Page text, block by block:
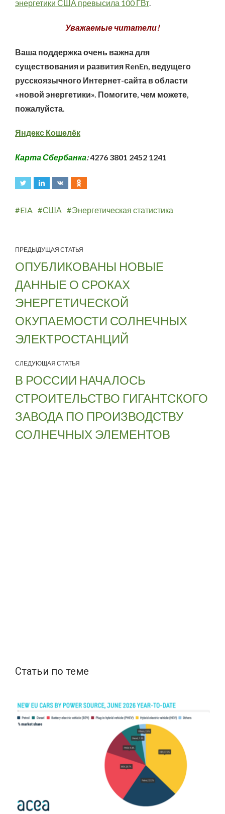
энергетики США превысила 100 ГВт.
Уважаемые читатели!
Ваша поддержка очень важна для
существования и развития RenEn, ведущего
русскоязычного Интернет-сайта в области
«новой энергетики». Помогите, чем можете,
пожалуйста.
Яндекс Кошелёк
Карта Сбербанка:4276 3801 2452 1241
EIA США Энергетическая статистика
ПРЕДЫДУЩАЯ СТАТЬЯ
ОПУБЛИКОВАНЫ НОВЫЕ
ДАННЫЕ О СРОКАХ
ЭНЕРГЕТИЧЕСКОЙ
ОКУПАЕМОСТИ СОЛНЕЧНЫХ
ЭЛЕКТРОСТАНЦИЙ
СЛЕДУЮЩАЯ СТАТЬЯ
В РОССИИ НАЧАЛОСЬ
СТРОИТЕЛЬСТВО ГИГАНТСКОГО
ЗАВОДА ПО ПРОИЗВОДСТВУ
СОЛНЕЧНЫХ ЭЛЕМЕНТОВ
Статьи по теме